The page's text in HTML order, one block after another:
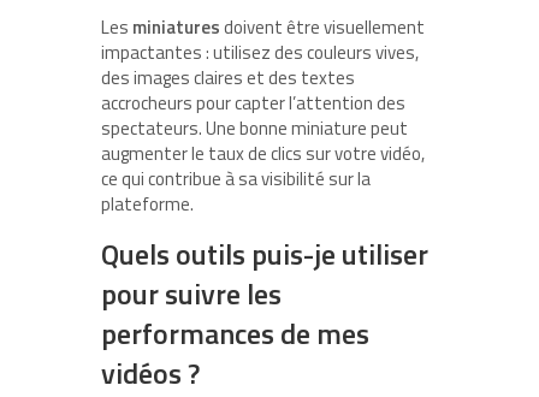
Les miniaturesdoivent être visuellement
impactantes : utilisez des couleurs vives,
des images claires et des textes
accrocheurs pour capter l’attention des
spectateurs. Une bonne miniature peut
augmenter le taux de clics sur votre vidéo,
ce qui contribue à sa visibilité sur la
plateforme.
Quels outils puis-je utiliser
pour suivre les
performances de mes
vidéos ?